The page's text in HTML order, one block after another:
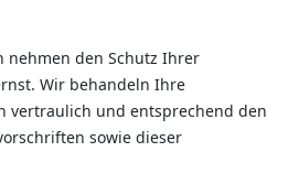
nehmen den Schutz Ihrer
Wir behandeln Ihre
vertraulich und entsprechend den
sowie dieser